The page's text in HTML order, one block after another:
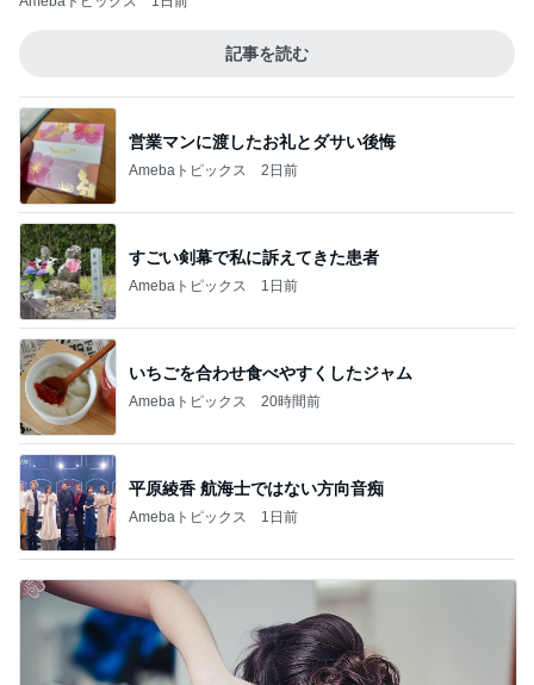
記事を読む
営業マンに渡したお礼とダサい後悔
Amebaトピックス 2日前
すごい剣幕で私に訴えてきた患者
Amebaトピックス 1日前
いちごを合わせ食べやすくしたジャム
Amebaトピックス 20時間前
平原綾香 航海士ではない方向音痴
Amebaトピックス 1日前